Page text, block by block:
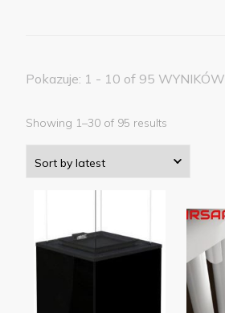
Pokazuje: 1 - 10 of 95 WYNIKÓW
Showing 1–30 of 95 results